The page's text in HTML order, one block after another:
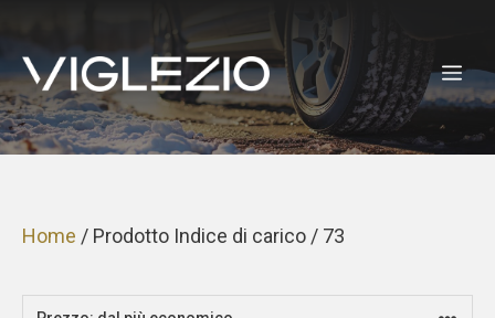
contenuto
Home / Prodotto Indice di carico / 73